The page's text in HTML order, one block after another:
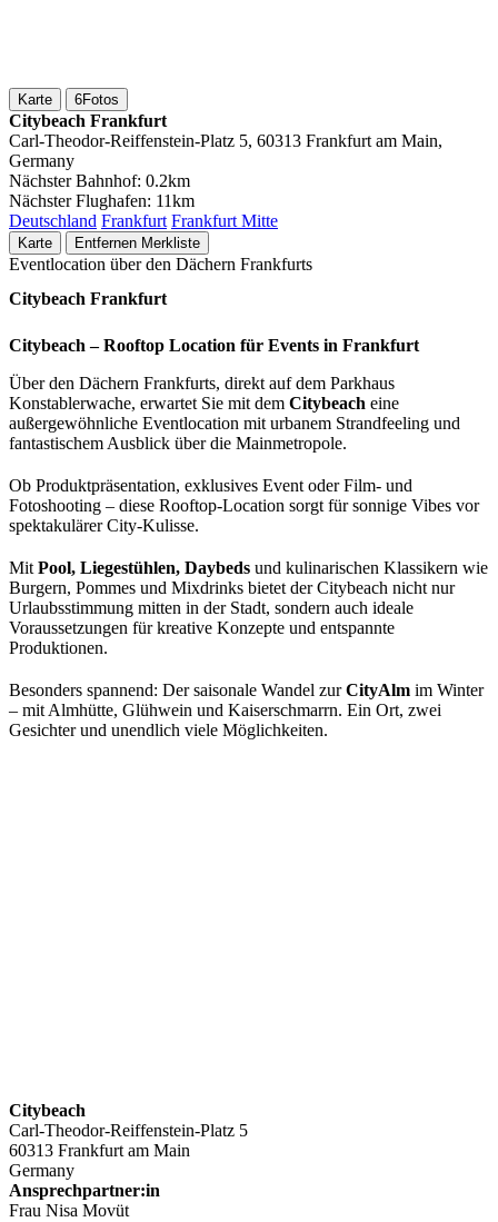
Karte 6Fotos
Citybeach Frankfurt
Carl-Theodor-Reiffenstein-Platz 5, 60313 Frankfurt am Main,
Germany
Nächster Bahnhof: 0.2km
Nächster Flughafen: 11km
Deutschland Frankfurt Frankfurt Mitte
Karte Entfernen Merkliste
​​​​​​​Eventlocation über den Dächern Frankfurts
Citybeach Frankfurt
Citybeach – Rooftop Location für Events in Frankfurt
Über den Dächern Frankfurts, direkt auf dem Parkhaus
Konstablerwache, erwartet Sie mit dem Citybeach eine
außergewöhnliche Eventlocation mit urbanem Strandfeeling und
fantastischem Ausblick über die Mainmetropole.
Ob Produktpräsentation, exklusives Event oder Film- und
Fotoshooting – diese Rooftop-Location sorgt für sonnige Vibes vor
spektakulärer City-Kulisse.
Mit Pool, Liegestühlen, Daybeds und kulinarischen Klassikern wie
Burgern, Pommes und Mixdrinks bietet der Citybeach nicht nur
Urlaubsstimmung mitten in der Stadt, sondern auch ideale
Voraussetzungen für kreative Konzepte und entspannte
Produktionen.
Besonders spannend: Der saisonale Wandel zurCityAlm im Winter
– mit Almhütte, Glühwein und Kaiserschmarrn. Ein Ort, zwei
Gesichter und unendlich viele Möglichkeiten.
Citybeach
Carl-Theodor-Reiffenstein-Platz 5
60313 Frankfurt am Main
Germany
Ansprechpartner:in
Frau Nisa Movüt